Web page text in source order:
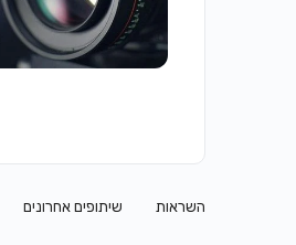
השראות שיתופים אחרונים